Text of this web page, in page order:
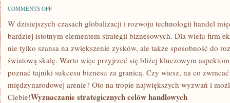
COMMENTS OFFON
ASPEKTY
MIĘDZYNARODOWEGO
–
TROPIE
SUKCESU
BIZNESU
ZA
GRANICĄ
W ⁤dzisiejszych czasach globalizacji i rozwoju​ technologii handel
bardziej istotnym elementem⁣ strategii biznesowych. Dla⁢ wielu firm
nie tylko‌ szansa na​ zwiększenie​ zysków, ale ‍także sposobność do
światową skalę. ‍Warto więc przyjrzeć się bliżej ​kluczowym
poznać tajniki sukcesu biznesu za granicą. Czy ‌wiesz, na co
międzynarodowej arenie? ​Oto na tropie największych wyzwań i
Ciebie!Wyznaczanie‌ strategicznych celów‌ handlowych